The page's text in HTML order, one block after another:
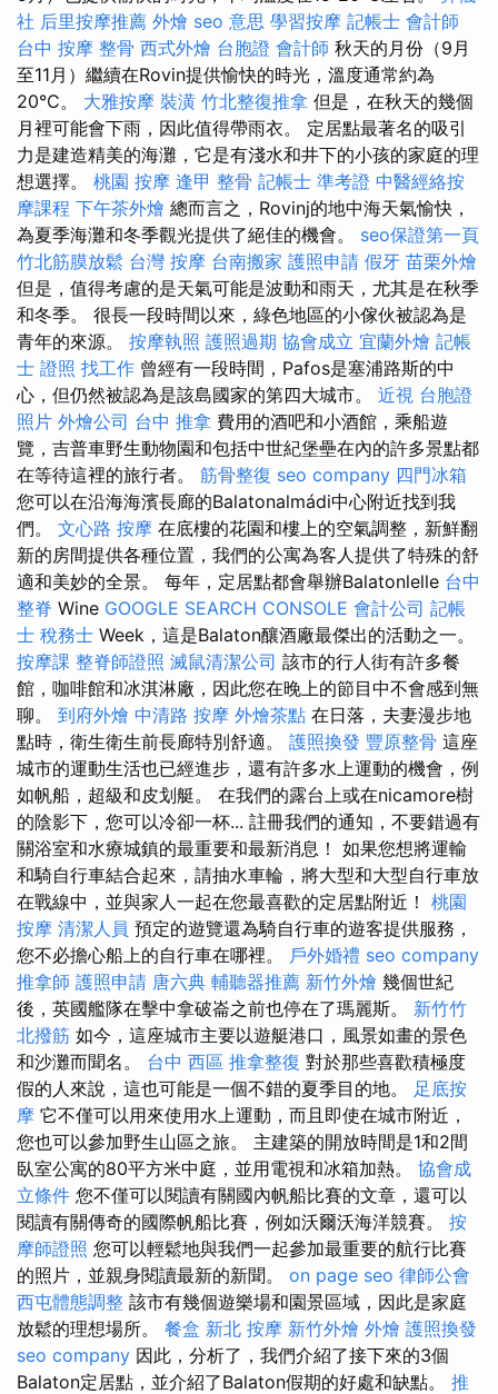
社 后里按摩推薦 外燴 seo 意思 學習按摩 記帳士 會計師
台中 按摩 整骨 西式外燴 台胞證 會計師 秋天的月份（9月
至11月）繼續在Rovin提供愉快的時光，溫度通常約為
20°C。 大雅按摩 裝潢 竹北整復推拿 但是，在秋天的幾個
月裡可能會下雨，因此值得帶雨衣。 定居點最著名的吸引
力是建造精美的海灘，它是有淺水和井下的小孩的家庭的理
想選擇。 桃園 按摩 逢甲 整骨 記帳士 準考證 中醫經絡按
摩課程 下午茶外燴 總而言之，Rovinj的地中海天氣愉快，
為夏季海灘和冬季觀光提供了絕佳的機會。 seo保證第一頁
竹北筋膜放鬆 台灣 按摩 台南搬家 護照申請 假牙 苗栗外燴
但是，值得考慮的是天氣可能是波動和雨天，尤其是在秋季
和冬季。 很長一段時間以來，綠色地區的小傢伙被認為是
青年的來源。 按摩執照 護照過期 協會成立 宜蘭外燴 記帳
士 證照 找工作 曾經有一段時間，Pafos是塞浦路斯的中
心，但仍然被認為是該島國家的第四大城市。 近視 台胞證
照片 外燴公司 台中 推拿 費用的酒吧和小酒館，乘船遊
覽，吉普車野生動物園和包括中世紀堡壘在內的許多景點都
在等待這裡的旅行者。 筋骨整復 seo company 四門冰箱
您可以在沿海海濱長廊的Balatonalmádi中心附近找到我
們。 文心路 按摩 在底樓的花園和樓上的空氣調整，新鮮翻
新的房間提供各種位置，我們的公寓為客人提供了特殊的舒
適和美妙的全景。 每年，定居點都會舉辦Balatonlelle 台中
整脊 Wine GOOGLE SEARCH CONSOLE 會計公司 記帳
士 稅務士 Week，這是Balaton釀酒廠最傑出的活動之一。
按摩課 整脊師證照 滅鼠清潔公司 該市的行人街有許多餐
館，咖啡館和冰淇淋廠，因此您在晚上的節目中不會感到無
聊。 到府外燴 中清路 按摩 外燴茶點 在日落，夫妻漫步地
點時，衛生衛生前長廊特別舒適。 護照換發 豐原整骨 這座
城市的運動生活也已經進步，還有許多水上運動的機會，例
如帆船，超級和皮划艇。 在我們的露台上或在nicamore樹
的陰影下，您可以冷卻一杯... 註冊我們的通知，不要錯過有
關浴室和水療城鎮的最重要和最新消息！ 如果您想將運輸
和騎自行車結合起來，請抽水車輪，將大型和大型自行車放
在戰線中，並與家人一起在您最喜歡的定居點附近！ 桃園
按摩 清潔人員 預定的遊覽還為騎自行車的遊客提供服務，
您不必擔心船上的自行車在哪裡。 戶外婚禮 seo company
推拿師 護照申請 唐六典 輔聽器推薦 新竹外燴 幾個世紀
後，英國艦隊在擊中拿破崙之前也停在了瑪麗斯。 新竹竹
北撥筋 如今，這座城市主要以遊艇港口，風景如畫的景色
和沙灘而聞名。 台中 西區 推拿整復 對於那些喜歡積極度
假的人來說，這也可能是一個不錯的夏季目的地。 足底按
摩 它不僅可以用來使用水上運動，而且即使在城市附近，
您也可以參加野生山區之旅。 主建築的開放時間是1和2間
臥室公寓的80平方米中庭，並用電視和冰箱加熱。 協會成
立條件 您不僅可以閱讀有關國內帆船比賽的文章，還可以
閱讀有關傳奇的國際帆船比賽，例如沃爾沃海洋競賽。 按
摩師證照 您可以輕鬆地與我們一起參加最重要的航行比賽
的照片，並親身閱讀最新的新聞。 on page seo 律師公會
西屯體態調整 該市有幾個遊樂場和園景區域，因此是家庭
放鬆的理想場所。 餐盒 新北 按摩 新竹外燴 外燴 護照換發
seo company 因此，分析了，我們介紹了接下來的3個
Balaton定居點，並介紹了Balaton假期的好處和缺點。 推